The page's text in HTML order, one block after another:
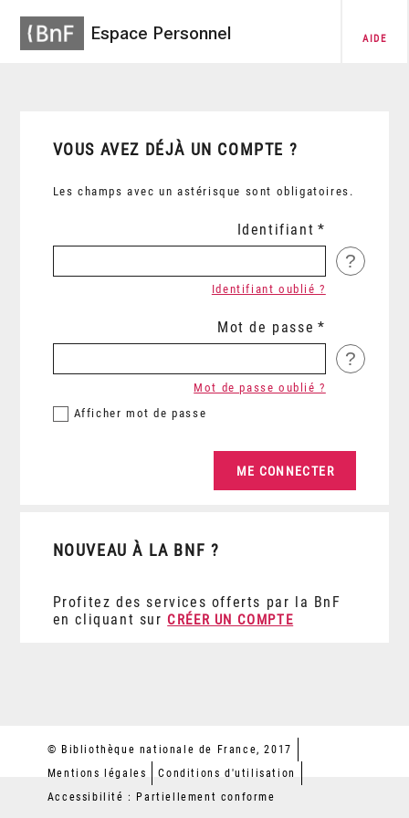
Espace Personnel AIDE
VOUS AVEZ DÉJÀ UN COMPTE ?
Les champs avec un astérisque sont obligatoires.
Identifiant
?
Identifiant oublié ?
Mot de passe
?
Afficher mot de passe
Mot de passe oublié ?
NOUVEAU À LA BNF ?
Profitez des services offerts par la BnF
en cliquant sur CRÉER UN COMPTE
© Bibliothèque nationale de France, 2017
Mentions légales
Conditions d'utilisation
Accessibilité : Partiellement conforme